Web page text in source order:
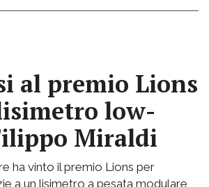
al premio Lions
low-
Miraldi
ha vinto il premio Lions per
a un lisimetro a pesata modulare